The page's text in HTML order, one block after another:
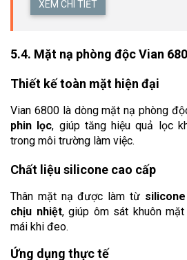
XEM CHI TIẾT
5.4. Mặt nạ phòng độc Vian
Thiết kế toàn mặt hiện đại
Vian 6800 là dòng mặt nạ phòng
phin lọc, giúp tăng hiệu quả lọc
trong môi trường làm việc.
Chất liệu silicone cao cấp
Thân mặt nạ được làm từ
chịu nhiệt, giúp ôm sát khuôn
mái khi đeo.
Ứng dụng thực tế